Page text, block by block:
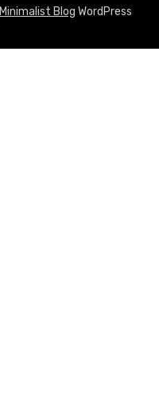
Minimalist Blog WordPress